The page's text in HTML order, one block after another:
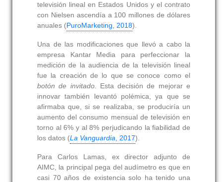
televisión lineal en Estados Unidos y el contrato
con Nielsen ascendía a 100 millones de dólares
anuales (PuroMarketing, 2018).
Una de las modificaciones que llevó a cabo la
empresa Kantar Media para perfeccionar la
medición de la audiencia de la televisión lineal
fue la creación de lo que se conoce como el
botón de invitado. Esta decisión de mejorar e
innovar también levantó polémica, ya que se
afirmaba que, si se realizaba, se produciría un
aumento del consumo mensual de televisión en
torno al 6% y al 8% perjudicando la fiabilidad de
los datos (La Vanguardia , 2017).
Para Carlos Lamas, ex director adjunto de
AIMC, la principal pega del audímetro es que en
casi 70 años de existencia solo ha tenido una